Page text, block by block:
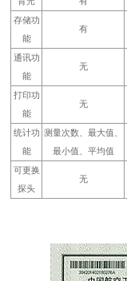
存储功
能
有
通讯功
能
无
打印功
能
无
统计功
能
测量次数、最大值、
最小值、平均值
可更换
探头
无